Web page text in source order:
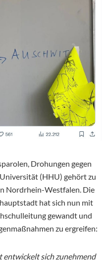
Drohungen gegen
(HHU) gehört zu
Nordrhein-Westfalen. Die
hat sich nun mit
gewandt und
zu ergreifen:
sich zunehmend